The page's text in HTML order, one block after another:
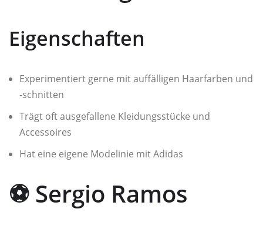
Eigenschaften
Experimentiert gerne mit auffälligen Haarfarben und
-schnitten
Trägt oft ausgefallene Kleidungsstücke und
Accessoires
Hat eine eigene Modelinie mit Adidas
⚽ Sergio Ramos